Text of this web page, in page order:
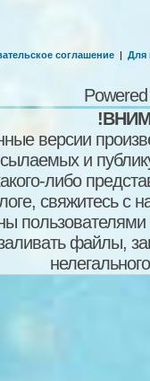
соглашение | Для
версии
и
либо
свяжитесь
пользователями
файлы,